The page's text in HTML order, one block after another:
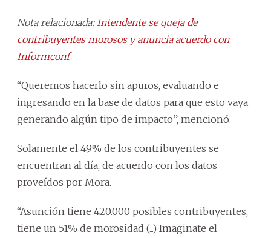
Nota relacionada:Intendente se queja de
contribuyentes morosos y anuncia acuerdo con
Informconf
“Queremos hacerlo sin apuros, evaluando e
ingresando en la base de datos para que esto vaya
generando algún tipo de impacto”, mencionó.
Solamente el 49% de los contribuyentes se
encuentran al día, de acuerdo con los datos
proveídos por Mora.
“Asunción tiene 420.000 posibles contribuyentes,
tiene un 51% de morosidad (...) Imaginate el